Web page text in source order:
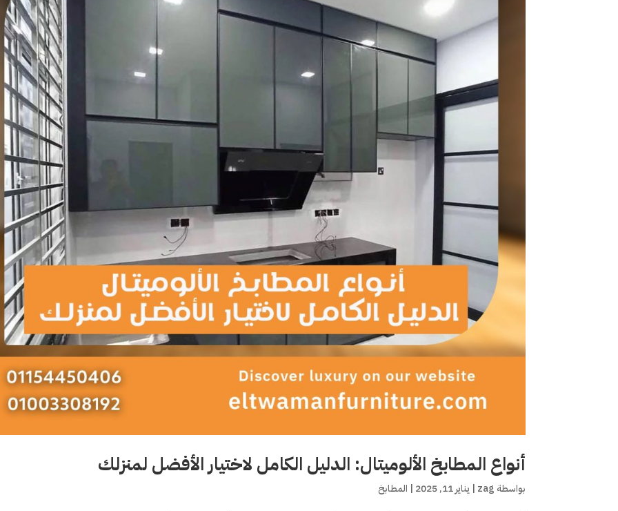
أنواع المطابخ الألوميتال: الدليل الكامل لاختيار الأفضل لمنزلك
بواسطة zag
| يناير 11, 2025 | المطابخ